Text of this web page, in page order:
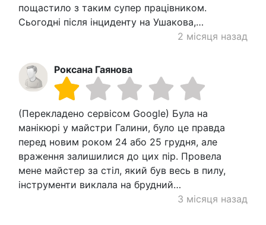
пощастило з таким супер працівником.
Сьогодні після інциденту на Ушакова,…
2 місяця назад
Роксана Гаянова
(Перекладено сервісом Google) Була на
манікюрі у майстри Галини, було це правда
перед новим роком 24 або 25 грудня, але
враження залишилися до цих пір. Провела
мене майстер за стіл, який був весь в пилу,
інструменти виклала на брудний…
3 місяця назад